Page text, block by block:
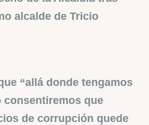
alcalde de Tricio
“allá donde tengamos
consentiremos que
de corrupción quede